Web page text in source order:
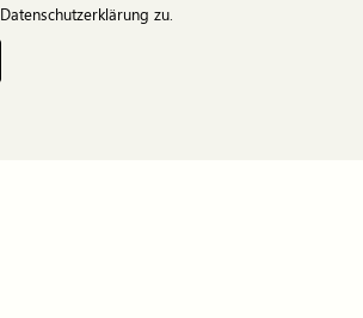
Datenschutzerklärung zu.